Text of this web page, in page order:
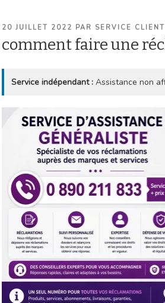
PUBLIÉ
20 JUILLET 2022 PAR SERVICE
comment faire une
Service indépendant : Assistance non